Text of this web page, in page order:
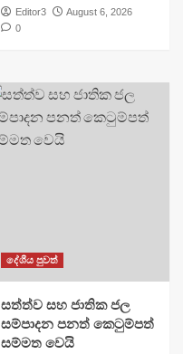
Editor3
August 6, 2026
0
දේශීය පුවත්
සත්ත්ව සහ ජාතික ජල
සම්පාදන පනත් කෙටුම්පත්
සම්මත වෙයි